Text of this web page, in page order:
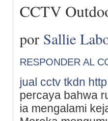
CCTV
por Sallie
RESPONDER AL
jual cctv tkdn
percaya bahwa
ia mengalami